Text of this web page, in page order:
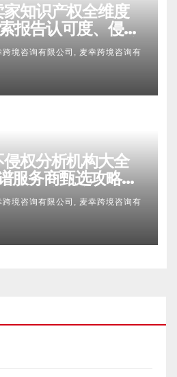
知识产权全维度
报告认可度、侵权
应诉方法及服务商
跨境咨询有限公司, 麦幸跨境咨询有
权分析机构大全
服务商甄选攻略、
机构实力详解
跨境咨询有限公司, 麦幸跨境咨询有